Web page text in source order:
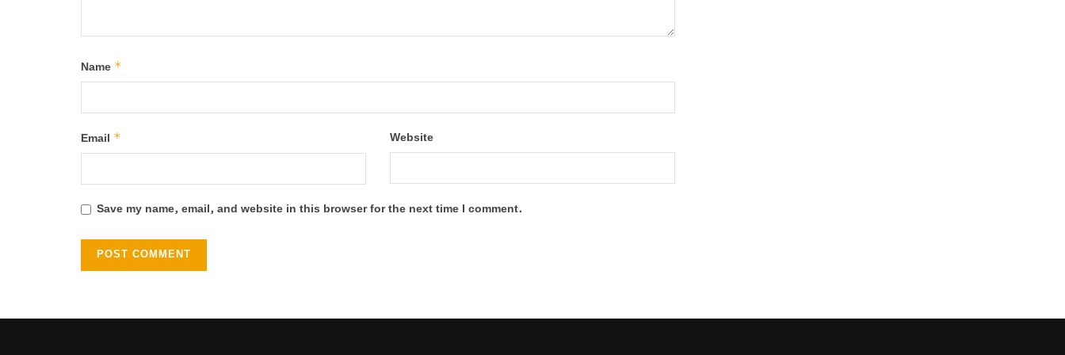
Name *
Email * Website
Save my name, email, and website in this browser for the next time I comment.